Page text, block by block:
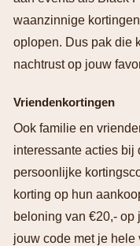
waanzinnige
oplopen. Dus pak die
nachtrust op jouw
Vriendenkortingen
Ook familie en
interessante acties bij
persoonlijke
korting op hun
beloning van €20,- op
jouw code met je hele